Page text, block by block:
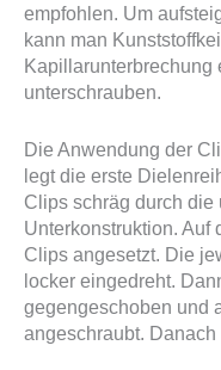
empfohlen. Um
kann man
Kapillarunterbrechung
unterschrauben.
Die Anwendung der
legt die erste
Clips schräg durch die
Unterkonstruktion. Auf
Clips angesetzt. Die
locker eingedreht.
gegengeschoben und
angeschraubt.